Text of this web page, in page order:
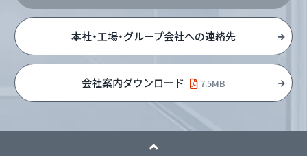
本社・工場・グループ会社への連絡先
会社案内ダウンロード 7.5MB